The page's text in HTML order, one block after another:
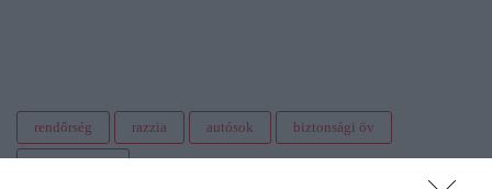
rendőrség razzia autósok biztonsági öv